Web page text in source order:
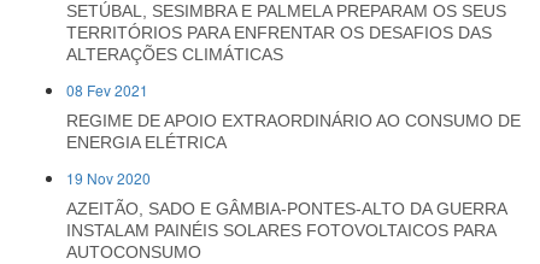
SETÚBAL, SESIMBRA E PALMELA PREPARAM OS SEUS
TERRITÓRIOS PARA ENFRENTAR OS DESAFIOS DAS
ALTERAÇÕES CLIMÁTICAS
08 Fev 2021
REGIME DE APOIO EXTRAORDINÁRIO AO CONSUMO DE
ENERGIA ELÉTRICA
19 Nov 2020
AZEITÃO, SADO E GÂMBIA-PONTES-ALTO DA GUERRA
INSTALAM PAINÉIS SOLARES FOTOVOLTAICOS PARA
AUTOCONSUMO